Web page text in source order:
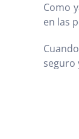
Como
en las
seguro